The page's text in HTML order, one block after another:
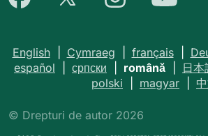
English| Cymraeg français|
español
српски română 日本
polski
magyar
© Drepturi de autor 2026